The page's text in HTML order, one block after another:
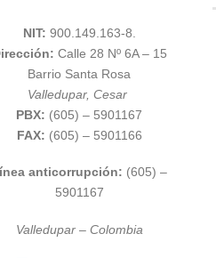
NIT: 900.149.163-8.
Calle 28 Nº 6A – 15
Barrio Santa Rosa
Valledupar, Cesar
PBX: (605) – 5901167
FAX: (605) – 5901166
anticorrupción: (605) –
5901167
Valledupar – Colombia